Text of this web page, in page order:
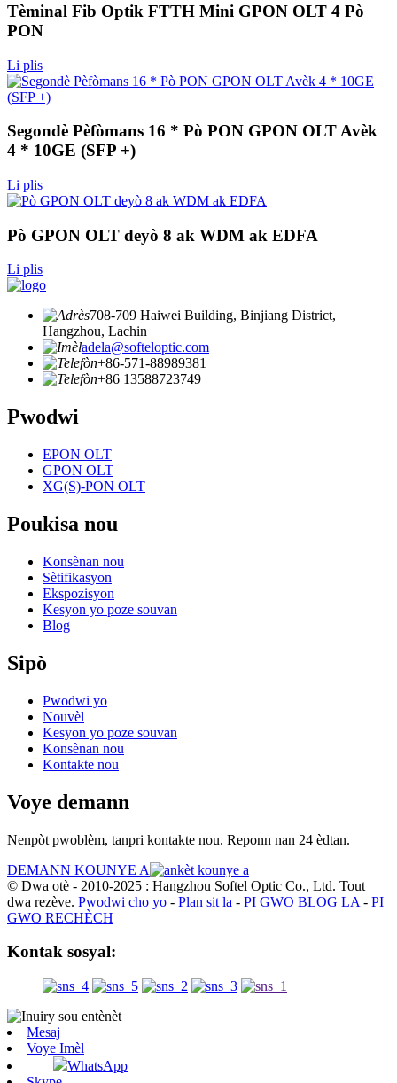
Tèminal Fib Optik FTTH Mini GPON OLT 4 Pò
PON
Li plis
Segondè Pèfòmans 16 * Pò PON GPON OLT Avèk
4 * 10GE (SFP +)
Li plis
Pò GPON OLT deyò 8 ak WDM ak EDFA
Li plis
708-709 Haiwei Building, Binjiang District,
Hangzhou, Lachin
adela@softeloptic.com
+86-571-88989381
+86 13588723749
Pwodwi
EPON OLT
GPON OLT
XG(S)-PON OLT
Poukisa nou
Konsènan nou
Sètifikasyon
Ekspozisyon
Kesyon yo poze souvan
Blog
Sipò
Pwodwi yo
Nouvèl
Kesyon yo poze souvan
Konsènan nou
Kontakte nou
Voye demann
Nenpòt pwoblèm, tanpri kontakte nou. Reponn nan 24 èdtan.
DEMANN KOUNYE A
© Dwa otè - 2010-2025 : Hangzhou Softel Optic Co., Ltd. Tout
dwa rezève. Pwodwi cho yo - Plan sit la - PI GWO BLOG LA - PI
GWO RECHÈCH
Kontak sosyal:
Mesaj
Voye Imèl
WhatsApp